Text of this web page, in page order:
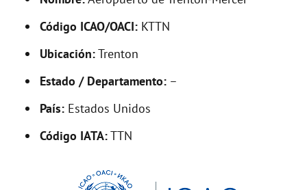
i
Código ICAO/OACI: KTTN
Ubicación:Trenton
Estado / Departamento: –
País: Estados Unidos
Código IATA:TTN